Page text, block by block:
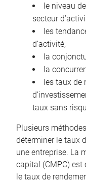
le niveau
secteur
les
d’activité,
la
la
les taux de
taux sans
Plusieurs
déterminer le taux
une entreprise. La
capital (CMPC) est
le taux de